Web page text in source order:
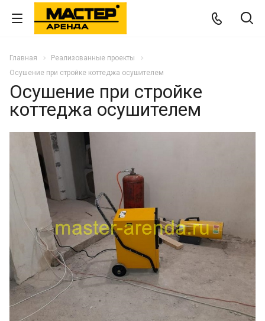
Главная
Реализованные проекты
Осушение при стройке коттеджа осушителем
Осушение при стройке
коттеджа осушителем